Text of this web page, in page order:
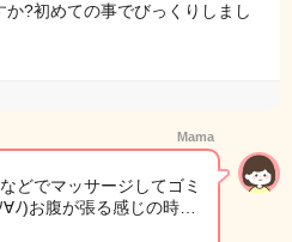
?初めての事でびっくりしまし
Mama
どでマッサージしてゴミ
ﾉ)お腹が張る感じの時…